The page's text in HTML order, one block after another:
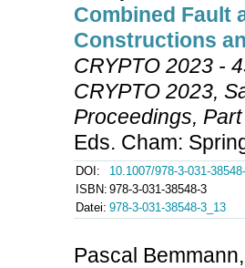
Combined Fault
Constructions
CRYPTO 2023 -
CRYPTO 2023,
Proceedings, Part
Eds. Cham:
DOI:
10.1007/978-3-031-
ISBN: 978-3-031-38548-3
Datei: 978-3-031-38548-3_13
Pascal